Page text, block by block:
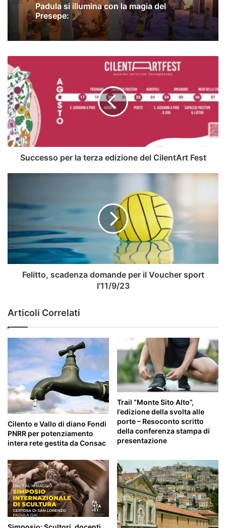
Padula si illumina con la magia del
Presepe:
per
la
terza
edizione
del
CilentArt
Fest
Successo per la terza edizione del CilentArt Fest
per
Voucher
sport
l'11/9/23
Felitto, scadenza domande per il Voucher sport
l'11/9/23
Articoli Correlati
Cilento e Vallo di diano Fondi
PNRR per potenziamento
intera rete gestita da Consac
Trail “Monte Sito Alto”,
l’edizione della svolta alle
porte – Resoconto scritto
della conferenza stampa di
presentazione